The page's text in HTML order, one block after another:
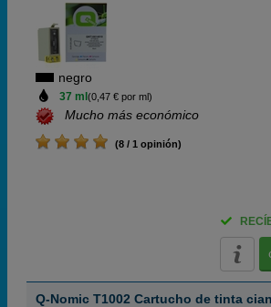
negro
37 ml (0,47 € por ml)
Mucho más económico
(8 / 1 opinión)
Q-Nomic T1002 Cartucho de tinta cian